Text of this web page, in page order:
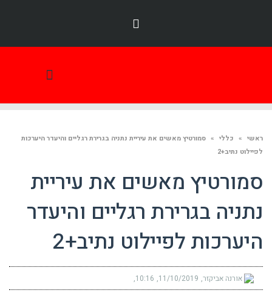
ראשי » כללי » סמורטיץ מאשים את עיריית נתניה בגרירת רגליים והיעדר היערכות
לפיילוט נתיב+2
סמורטיץ מאשים את עיריית
נתניה בגרירת רגליים והיעדר
היערכות לפיילוט נתיב+2
אורנה אביקזר 11/10/2019
10:16